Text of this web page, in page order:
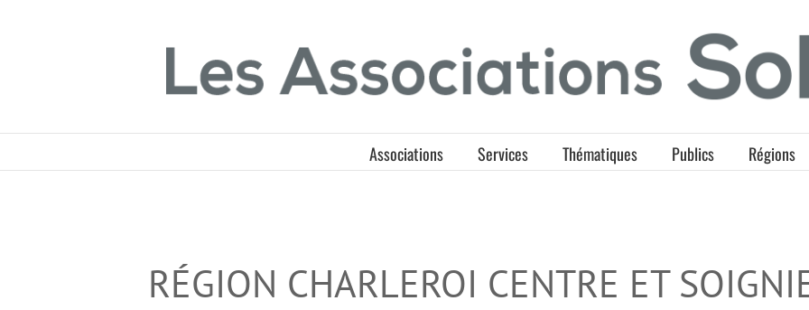
Associations Services Thématiques Publics Régions
RÉGION CHARLEROI CENTRE ET